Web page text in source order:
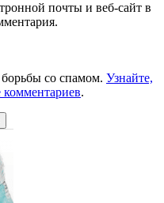
почты и веб-сайт в
со спамом. Узнайте,
.